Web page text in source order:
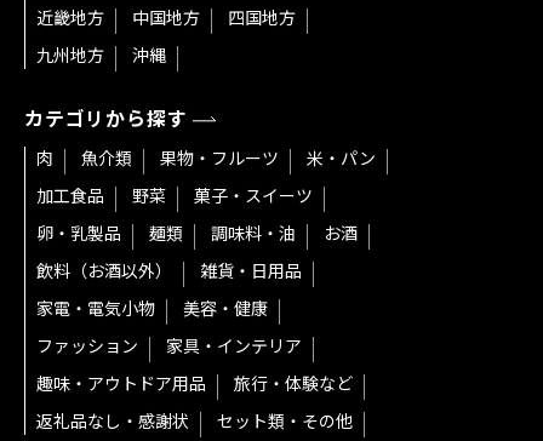
近畿地方
中国地方
四国地方
九州地方
沖縄
カテゴリから探す
肉 魚介類 果物・フルーツ
米・パン
加工食品
野菜
菓子・スイーツ
卵・乳製品
麺類 調味料・油
お酒
飲料（お酒以外）
雑貨・日用品
家電・電気小物
美容・健康
ファッション
家具・インテリア
趣味・アウトドア用品
旅行・体験など
返礼品なし・感謝状
セット類・その他